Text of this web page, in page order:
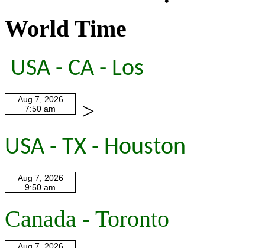
World Time
USA - CA - Los
>
USA - TX - Houston
Canada - Toronto